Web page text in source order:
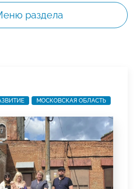
раздела
МОСКОВСКАЯ ОБЛАСТЬ